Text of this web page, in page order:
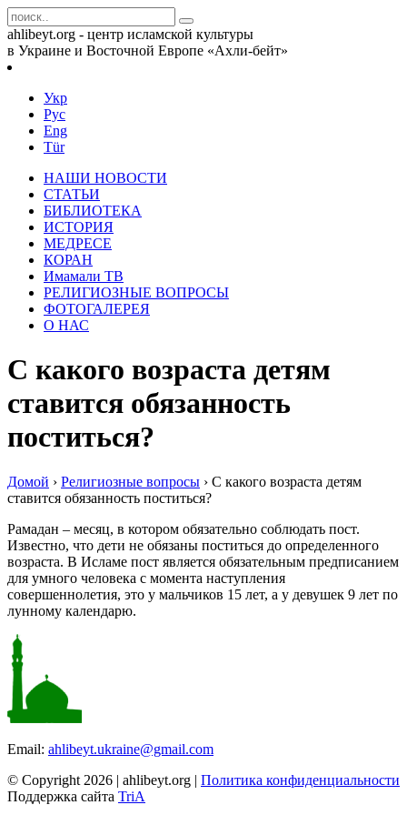
ahlibeyt.org - центр исламской культуры
в Украине и Восточной Европе «Ахли-бейт»
Укр
Рус
Eng
Tür
НАШИ НОВОСТИ
СТАТЬИ
БИБЛИОТЕКА
ИСТОРИЯ
МЕДРЕСЕ
КОРАН
Имамали ТВ
РЕЛИГИОЗНЫЕ ВОПРОСЫ
ФОТОГАЛЕРЕЯ
О НАС
С какого возраста детям
ставится обязанность
поститься?
Домой › Религиозные вопросы › С какого возраста детям
ставится обязанность поститься?
Рамадан – месяц, в котором обязательно соблюдать пост.
Известно, что дети не обязаны поститься до определенного
возраста. В Исламе пост является обязательным предписанием
для умного человека с момента наступления
совершеннолетия, это у мальчиков 15 лет, а у девушек 9 лет по
лунному календарю.
Email: ahlibeyt.ukraine@gmail.com
© Copyright 2026 | ahlibeyt.org | Политика конфиденциальности
Поддержка сайта TriA